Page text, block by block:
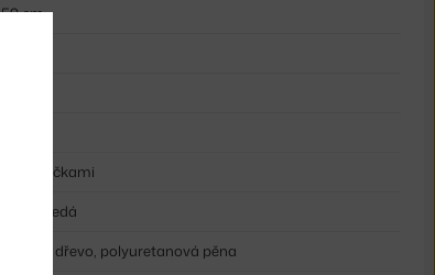
59 cm
s područkami
světle šedá
dubové dřevo, polyuretanová pěna